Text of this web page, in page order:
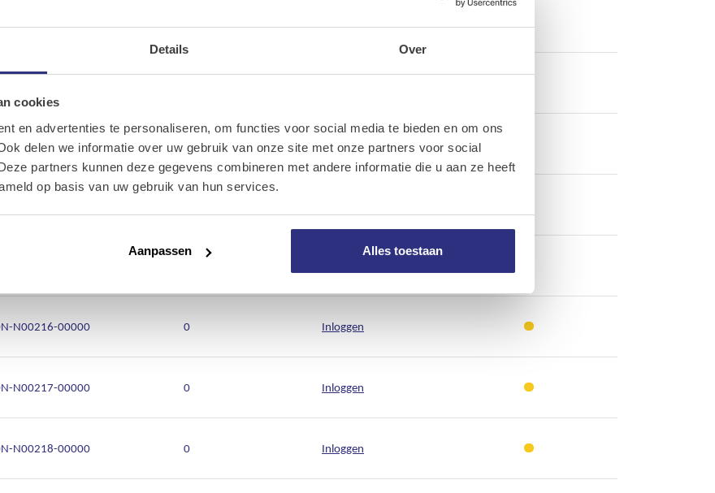
Details Over
cookies
en advertenties te personaliseren, om functies voor social media te bieden en om ons
delen we informatie over uw gebruik van onze site met onze partners voor social
partners kunnen deze gegevens combineren met andere informatie die u aan ze heeft
op basis van uw gebruik van hun services.
Aanpassen Alles toestaan
Onze diensten
Over Kalkhuis
Contact
N00213-00000 0 Inloggen
N00216-00000 0 Inloggen
N00217-00000 0 Inloggen
N00218-00000 0 Inloggen